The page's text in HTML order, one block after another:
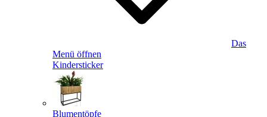
Das
Menü öffnen
Kindersticker
Blumentöpfe